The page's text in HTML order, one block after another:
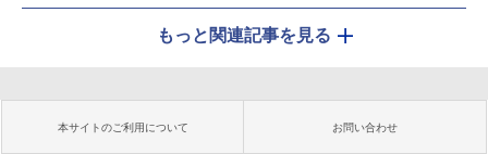
もっと関連記事を見る
本サイトのご利用について お問い合わせ